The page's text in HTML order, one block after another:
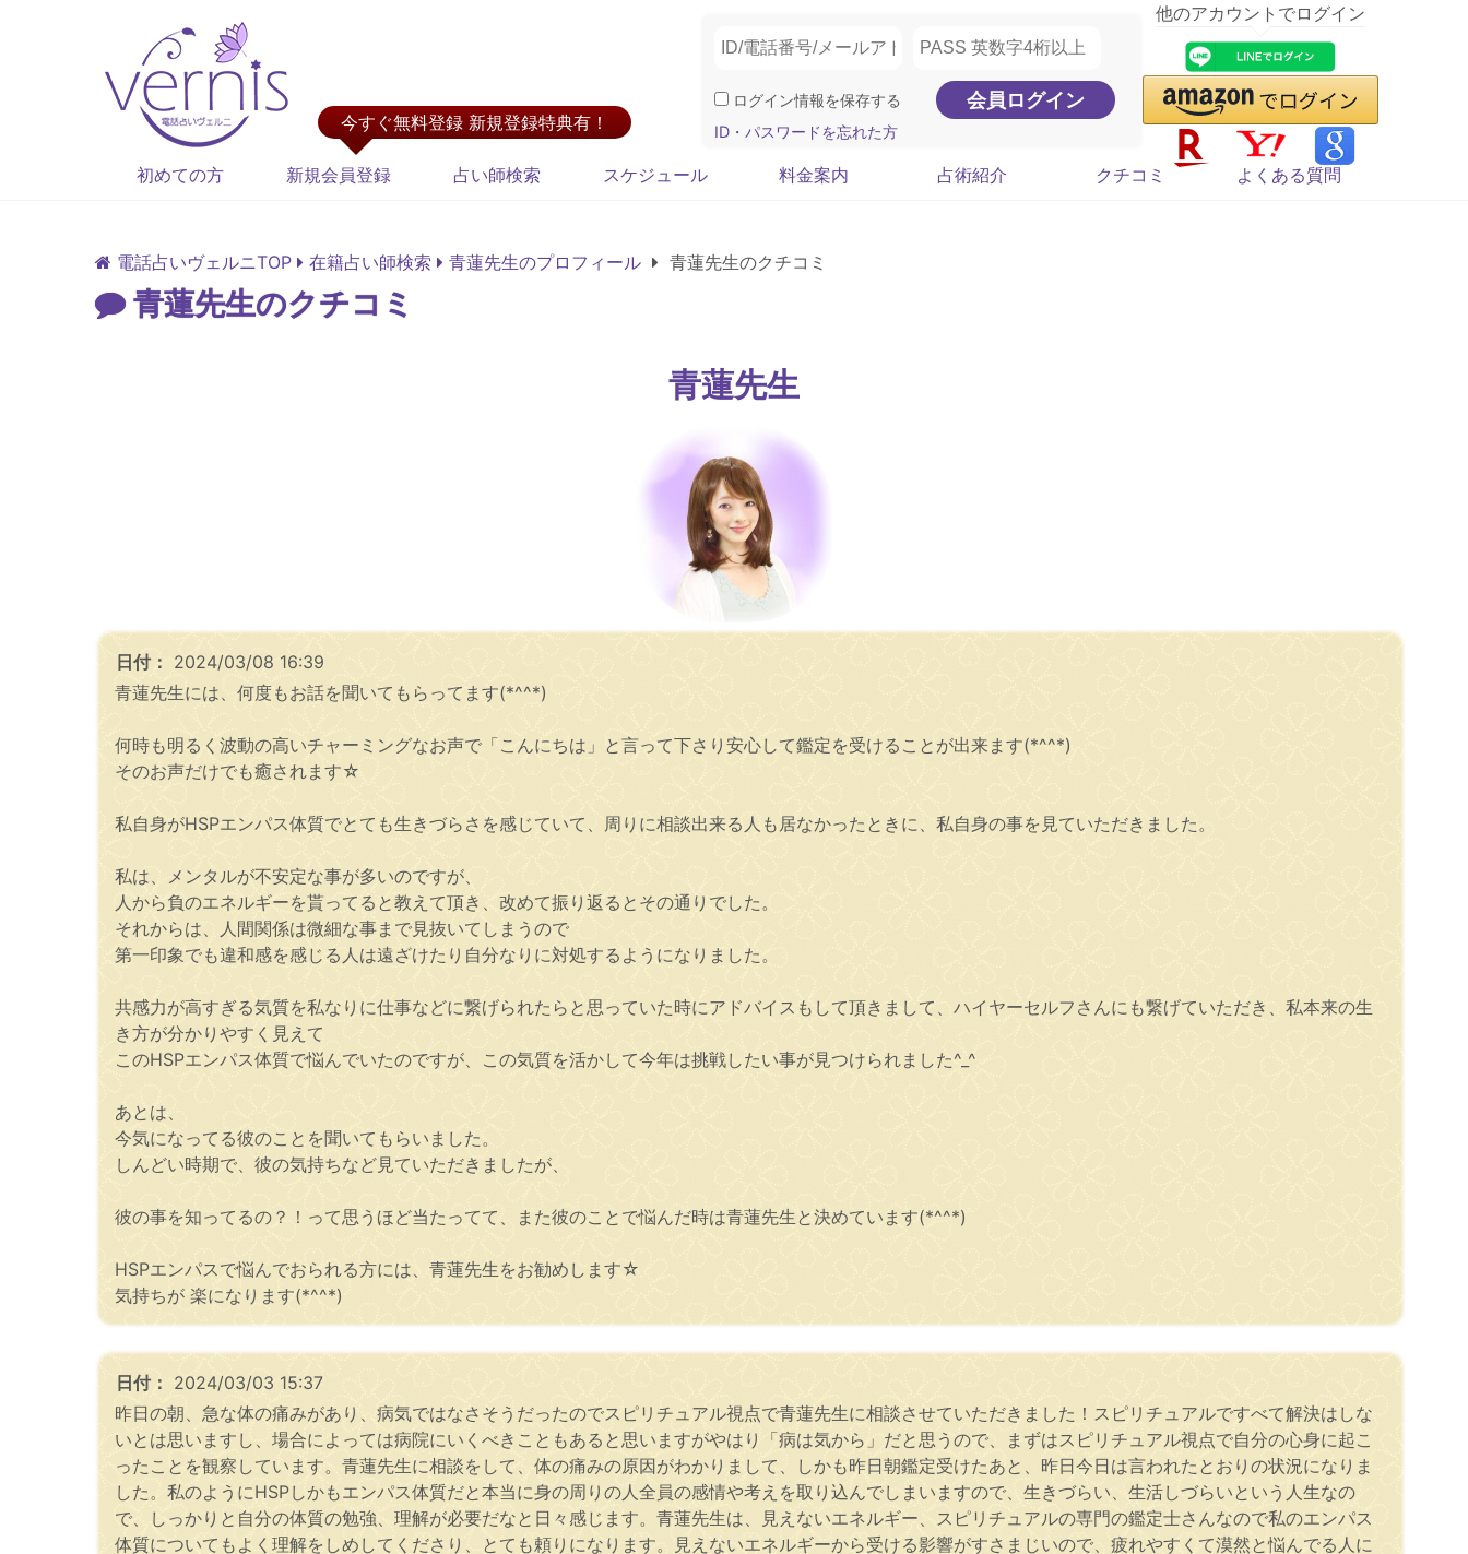
今すぐ無料登録 新規登録特典有！
ログイン情報を保存する
ID・パスワードを忘れた方
他のアカウントでログイン
初めての方 新規会員登録 占い師検索 スケジュール 料金案内 占術紹介 クチコミ よくある質問
電話占いヴェルニTOP 在籍占い師検索 青蓮先生のプロフィール 青蓮先生のクチコミ
青蓮先生のクチコミ
青蓮先生
日付： 2024/03/08 16:39
青蓮先生には、何度もお話を聞いてもらってます(*^^*)
何時も明るく波動の高いチャーミングなお声で「こんにちは」と言って下さり安心して鑑定を受けることが出来ます(*^^*)
そのお声だけでも癒されます☆
私自身がHSPエンパス体質でとても生きづらさを感じていて、周りに相談出来る人も居なかったときに、私自身の事を見ていただきました。
私は、メンタルが不安定な事が多いのですが、
人から負のエネルギーを貰ってると教えて頂き、改めて振り返るとその通りでした。
それからは、人間関係は微細な事まで見抜いてしまうので
第一印象でも違和感を感じる人は遠ざけたり自分なりに対処するようになりました。
共感力が高すぎる気質を私なりに仕事などに繋げられたらと思っていた時にアドバイスもして頂きまして、ハイヤーセルフさんにも繋げていただき、私本来の生
き方が分かりやすく見えて
このHSPエンパス体質で悩んでいたのですが、この気質を活かして今年は挑戦したい事が見つけられました‎^_^
あとは、
今気になってる彼のことを聞いてもらいました。
しんどい時期で、彼の気持ちなど見ていただきましたが、
彼の事を知ってるの？！って思うほど当たってて、また彼のことで悩んだ時は青蓮先生と決めています‎(*^^*)
HSPエンパスで悩んでおられる方には、青蓮先生をお勧めします☆
気持ちが 楽になります(*^^*)
日付： 2024/03/03 15:37
昨日の朝、急な体の痛みがあり、病気ではなさそうだったのでスピリチュアル視点で青蓮先生に相談させていただきました！スピリチュアルですべて解決はしな
いとは思いますし、場合によっては病院にいくべきこともあると思いますがやはり「病は気から」だと思うので、まずはスピリチュアル視点で自分の心身に起こ
ったことを観察しています。青蓮先生に相談をして、体の痛みの原因がわかりまして、しかも昨日朝鑑定受けたあと、昨日今日は言われたとおりの状況になりま
した。私のようにHSPしかもエンパス体質だと本当に身の周りの人全員の感情や考えを取り込んでしまいますので、生きづらい、生活しづらいという人生なの
で、しっかりと自分の体質の勉強、理解が必要だなと日々感じます。青蓮先生は、見えないエネルギー、スピリチュアルの専門の鑑定士さんなので私のエンパス
体質についてもよく理解をしめしてくださり、とても頼りになります。見えないエネルギーから受ける影響がすさまじいので、疲れやすくて漠然と悩んでる人に